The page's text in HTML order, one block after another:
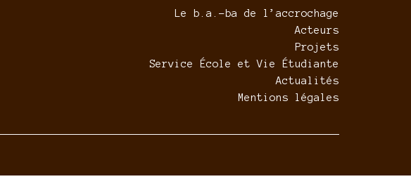
Le b.a.-ba de l’accrochage
Acteurs
Projets
Service École et Vie Étudiante
Actualités
Mentions légales